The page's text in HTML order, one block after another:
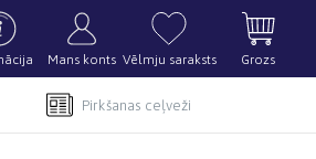
Mans konts Vēlmju saraksts Grozs
Pirkšanas ceļveži